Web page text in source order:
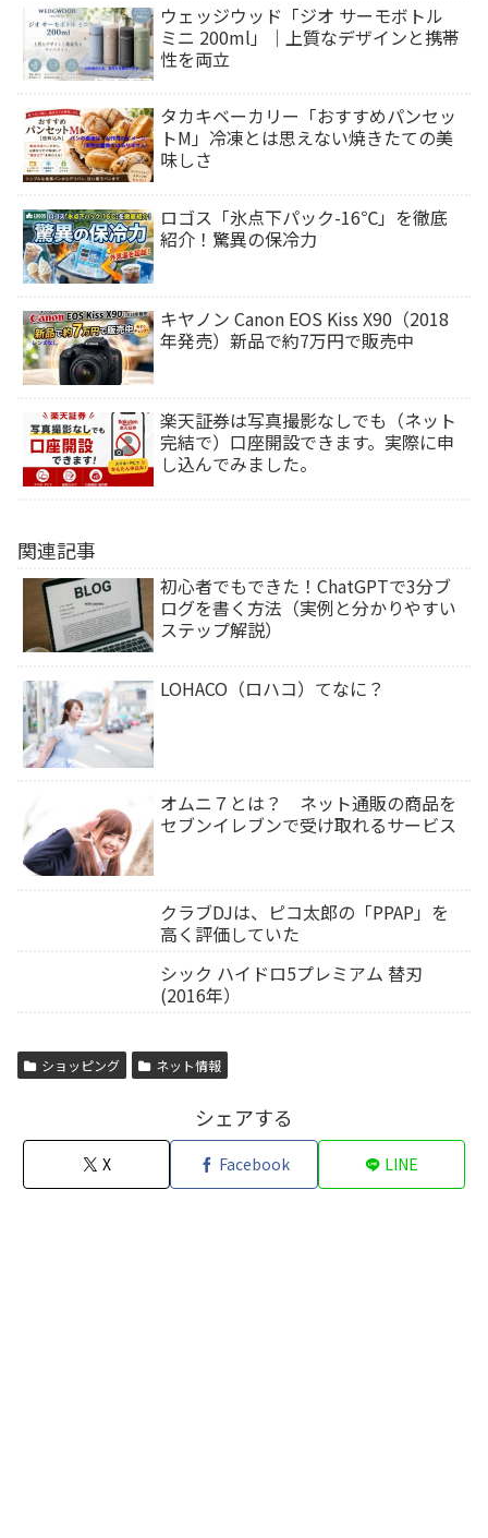
ウェッジウッド「ジオ サーモボトル
ミニ 200ml」｜上質なデザインと携帯
性を両立
タカキベーカリー「おすすめパンセッ
トM」冷凍とは思えない焼きたての美
味しさ
ロゴス「氷点下パック-16℃」を徹底
紹介！驚異の保冷力
キヤノン Canon EOS Kiss X90（2018
年発売）新品で約7万円で販売中
楽天証券は写真撮影なしでも（ネット
完結で）口座開設できます。実際に申
し込んでみました。
関連記事
初心者でもできた！ChatGPTで3分ブ
ログを書く方法（実例と分かりやすい
ステップ解説）
LOHACO（ロハコ）てなに？
オムニ７とは？ ネット通販の商品を
セブンイレブンで受け取れるサービス
クラブDJは、ピコ太郎の「PPAP」を
高く評価していた
シック ハイドロ5プレミアム 替刃
(2016年）
ショッピング ネット情報
シェアする
X Facebook LINE